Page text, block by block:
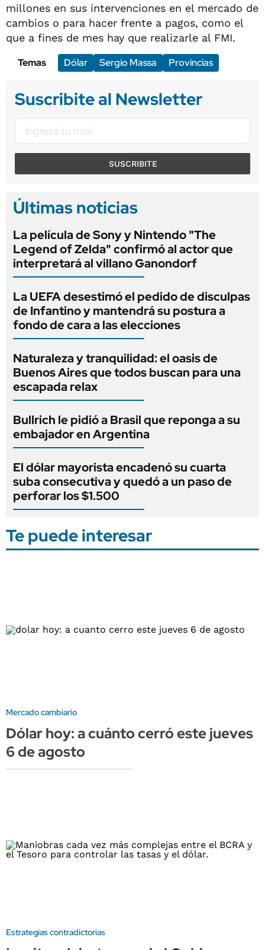
millones en sus intervenciones en el mercado de
cambios o para hacer frente a pagos, como el
que a fines de mes hay que realizarle al FMI.
Temas
Dólar Sergio Massa Provincias
Suscribite al Newsletter
SUSCRIBITE
Últimas noticias
La película de Sony y Nintendo "The
Legend of Zelda" confirmó al actor que
interpretará al villano Ganondorf
La UEFA desestimó el pedido de disculpas
de Infantino y mantendrá su postura a
fondo de cara a las elecciones
Naturaleza y tranquilidad: el oasis de
Buenos Aires que todos buscan para una
escapada relax
Bullrich le pidió a Brasil que reponga a su
embajador en Argentina
El dólar mayorista encadenó su cuarta
suba consecutiva y quedó a un paso de
perforar los $1.500
Te puede interesar
Mercado cambiario
Dólar hoy: a cuánto cerró este jueves
6 de agosto
Estrategias contradictorias